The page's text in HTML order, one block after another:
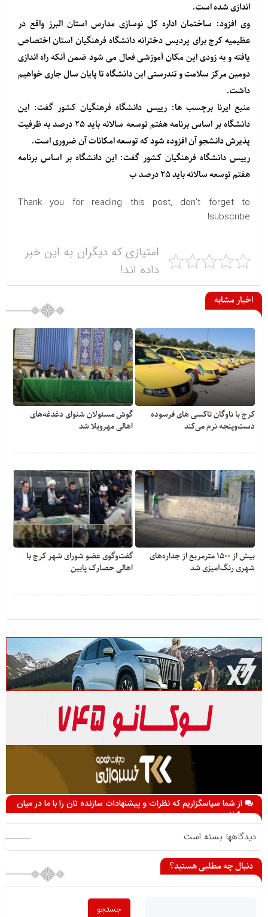
اندازی شده است.
وی افزود: ساختمان اداره کل نوسازی مدارس استان البرز واقع در
عظیمیه کرج برای پردیس دخترانه دانشگاه فرهنگیان استان اختصاص
یافته و به زودی این مکان آموزشی فعال می شود ضمن آنکه راه اندازی
دومین مرکز سلامت و تندرستی این دانشگاه تا پایان سال جاری خواهیم
داشت.
منبعایرنا برچسب ها: رییس دانشگاه فرهنگیان کشور گفت: این
دانشگاه بر اساس برنامه هفتم توسعه سالانه باید ۲۵ درصد به ظرفیت
پذیرش دانشجو آن افزوده شود که توسعه امکانات آن ضروری است.
رییس دانشگاه فرهنگیان کشور گفت: این دانشگاه بر اساس برنامه
هفتم توسعه سالانه باید ۲۵ درصد ب
Thank you for reading this post, don't forget to
subscribe!
امتیازی که دیگران به این خبر
داده اند!
اخبار مشابه
کرج با ناوگان تاکسی های فرسوده
دست‌وپنجه نرم می‌کند
گوش مسئولان شنوای دغدغه‎‌های
اهالی مهرویلا شد
بیش از ۱۵۰۰ مترمربع از جداره‌های
شهری رنگ‌آمیزی شد
گفت‌وگوی عضو شورای شهر کرج با
اهالی حصارک پایین
از شما سپاسگزاریم که نظرات و پیشنهادات سازنده تان را با ما در میان
می گذارید
دیدگاهها بسته است.
دنبال چه مطلبی هستید؟